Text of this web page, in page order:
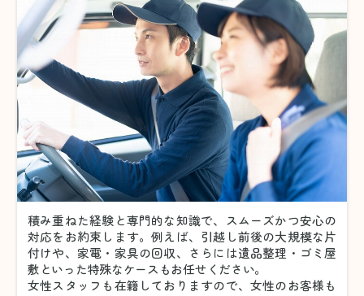
積み重ねた経験と専門的な知識で、スムーズかつ安心の
対応をお約束します。例えば、引越し前後の大規模な片
付けや、家電・家具の回収、さらには遺品整理・ゴミ屋
敷といった特殊なケースもお任せください。
女性スタッフも在籍しておりますので、女性のお客様も